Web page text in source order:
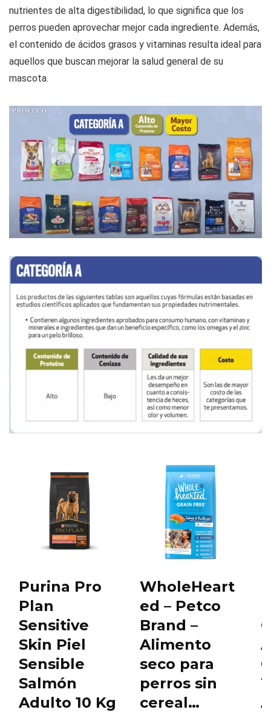
nutrientes de alta digestibilidad, lo que significa que los
perros pueden aprovechar mejor cada ingrediente. Además,
el contenido de ácidos grasos y vitaminas resulta ideal para
aquellos que buscan mejorar la salud general de su
mascota.
Purina Pro
Plan
Sensitive
Skin Piel
Sensible
Salmón
Adulto 10 Kg
WholeHeart
ed – Petco
Brand –
Alimento
seco para
perros sin
cereal…